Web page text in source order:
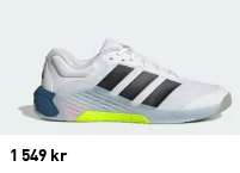
Price
1 549 kr